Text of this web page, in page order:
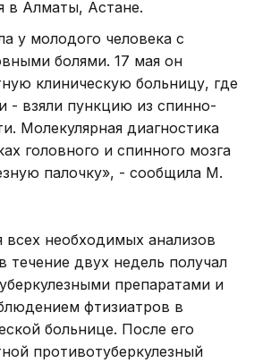
в Алматы, Астане.
у молодого человека с
болями. 17 мая он
клиническую больницу, где
- взяли пункцию из спинно-
Молекулярная диагностика
головного и спинного мозга
палочку», - сообщила М.
всех необходимых анализов
течение двух недель получал
препаратами и
фтизиатров в
больнице. После его
противотуберкулезный